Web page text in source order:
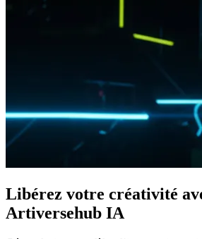
Libérez votre créativité
Artiversehub IA